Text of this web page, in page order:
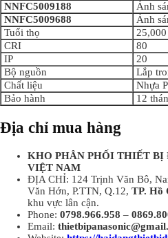
NNFC5009188
Ánh
NNFC5009688
Ánh
Tuổi thọ
CRI
80
IP
20
Bộ nguồn
Lắp
Chất liệu
Nhựa
Bảo hành
12
Địa chỉ mua hàng
KHO PHÂN PHỐI THIẾT
VIỆT NAM
ĐỊA CHỈ: 124 Trịnh Văn Bô,
Văn Hớn, P.TTN, Q.12, TP. Hồ
khu vực lân cận.
Phone: 0798.966.958 –
Email: